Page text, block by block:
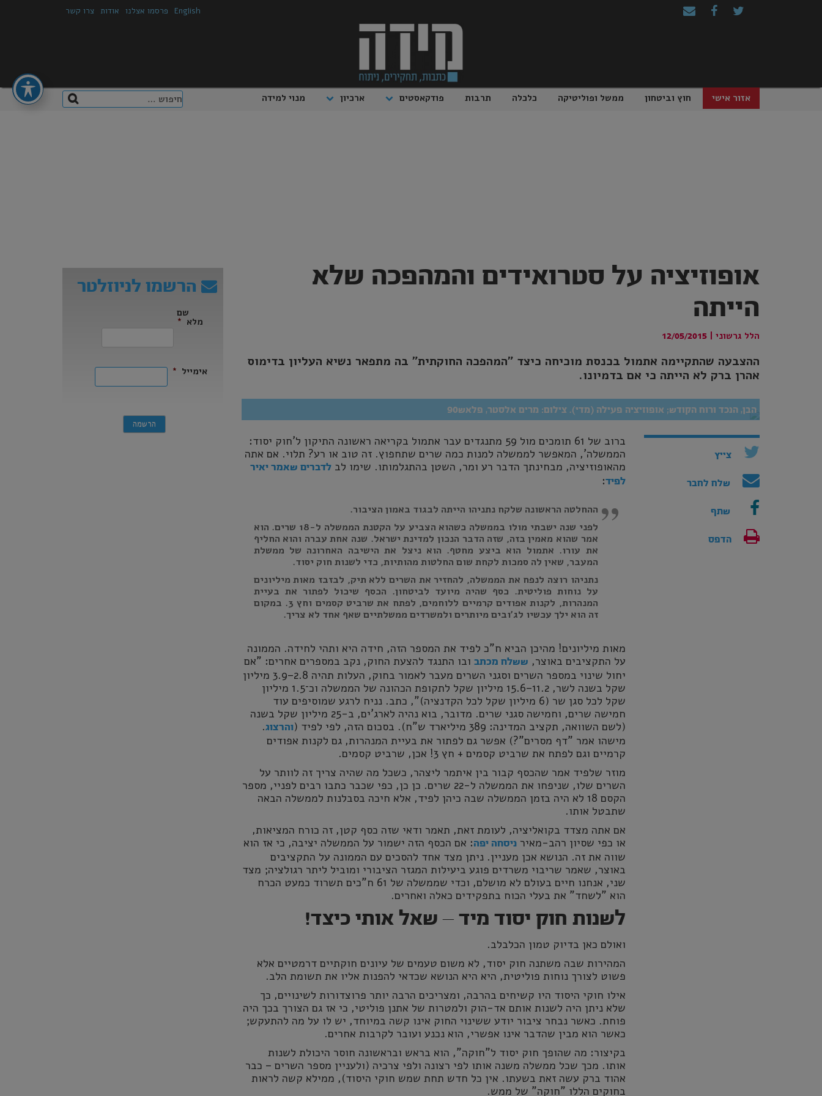
English פרסמו אצלנו אודות צרו קשר
חיפוש: אזור אישי חוץ וביטחון ממשל ופוליטיקה כלכלה תרבות פודקאסטים ארכיון מנוי למידה
אופוזיציה על סטרואידים והמהפכה שלא
הייתה
הלל גרשוני 12/05/2015
ההצבעה שהתקיימה אתמול בכנסת מוכיחה כיצד "המהפכה החוקתית" בה מתפאר נשיא העליון בדימוס
אהרן ברק לא הייתה כי אם בדמיונו.
הבן, הנכד ורוח הקודש; אופוזיציה פעילה (מדי). צילום: מרים אלסטר, פלאש90
צייץ
שלח לחבר
שתף
הדפס
ברוב של 61 תומכים מול 59 מתנגדים עבר אתמול בקריאה ראשונה התיקון ל'חוק יסוד:
הממשלה', המאפשר לממשלה למנות כמה שרים שתחפוץ. זה טוב או רע? תלוי. אם אתה
מהאופוזיציה, מבחינתך הדבר רע ומר, השטן בהתגלמותו. שימו לבלדברים שאמר יאיר
לפיד:
ההחלטה הראשונה שלקח נתניהו הייתה לבגוד באמון הציבור.
לפני שנה ישבתי מולו בממשלה כשהוא הצביע על הקטנת הממשלה ל-18 שרים. הוא
אמר שהוא מאמין בזה, שזה הדבר הנכון למדינת ישראל. שנה אחת עברה והוא החליף
את עורו. אתמול הוא ביצע מחטף. הוא ניצל את הישיבה האחרונה של ממשלת
המעבר, שאין לה סמכות לקחת שום החלטות מהותיות, כדי לשנות חוק יסוד.
נתניהו רוצה לנפח את הממשלה, להחזיר את השרים ללא תיק, לבזבז מאות מיליונים
על נוחות פוליטית. כסף שהיה מיועד לביטחון. הכסף שיכול לפתור את בעיית
המנהרות, לקנות אפודים קרמיים ללוחמים, לפתח את שרביט קסמים וחץ 3. במקום
זה הוא ילך עכשיו לג'ובים מיותרים ולמשרדים ממשלתיים שאף אחד לא צריך.
מאות מיליונים! מהיכן הביא ח"כ לפיד את המספר הזה, חידה היא ותהי לחידה. הממונה
על התקציבים באוצר, ששלח מכתב ובו התנגד להצעת החוק, נקב במספרים אחרים: "אם
יחול שינוי במספר השרים וסגני השרים מעבר לאמור בחוק, העלות תהיה 2.8–3.9 מיליון
שקל בשנה לשר, 11.2–15.6 מיליון שקל לתקופת הכהונה של הממשלה וכ־1.5 מיליון
שקל לכל סגן שר (6 מיליון שקל לכל הקדנציה)", כתב. נניח לרגע שמוסיפים עוד
חמישה שרים, וחמישה סגני שרים. מדובר, בוא נהיה לארג'ים, ב-25 מיליון שקל בשנה
(לשם השוואה, תקציב המדינה: 389 מיליארד ש"ח). בסכום הזה, לפי לפיד (
והרצוג.
מישהו אמר "דף מסרים"?) אפשר גם לפתור את בעיית המנהרות, גם לקנות אפודים
קרמיים וגם לפתח את שרביט קסמים + חץ 3! אכן, שרביט קסמים.
מוזר שלפיד אמר שהכסף קבור בין איתמר ליצהר, כשכל מה שהיה צריך זה לוותר על
השרים שלו, שניפחו את הממשלה ל-22 שרים. כן כן, כפי שכבר כתבו רבים לפניי, מספר
הקסם 18 לא היה בזמן הממשלה שבה כיהן לפיד, אלא חיכה בסבלנות לממשלה הבאה
שתבטל אותו.
אם אתה מצדד בקואליציה, לעומת זאת, תאמר ודאי שזה כסף קטן, זה כורח המציאות,
או כפי שסיון רהב-מאירניסחה יפה: אם הכסף הזה ישמור על הממשלה יציבה, כי אז הוא
שווה את זה. הנושא אכן מעניין. ניתן מצד אחד להסכים עם הממונה על התקציבים
באוצר, שאמר שריבוי משרדים פוגע ביעילות המגזר הציבורי ומוביל ליתר רגולציה; מצד
שני, אנחנו חיים בעולם לא מושלם, וכדי שממשלה של 61 ח"כים תשרוד כמעט הכרח
הוא "לשחד" את בעלי הכוח בתפקידים כאלה ואחרים.
לשנות חוק יסוד מיד – שאל אותי כיצד!
ואולם כאן בדיוק טמון הכלבלב.
המהירות שבה משתנה חוק יסוד, לא משום טעמים של עיונים חוקתיים דרמטיים אלא
פשוט לצורך נוחות פוליטית, היא היא הנושא שכדאי להפנות אליו את תשומת הלב.
אילו חוקי היסוד היו קשיחים בהרבה, ומצריכים הרבה יותר פרוצדורות לשינויים, כך
שלא ניתן היה לשנות אותם אד-הוק ולמטרות של אתנן פוליטי, כי אז גם הצורך בכך היה
פוחת. כאשר נבחר ציבור יודע ששינוי החוק אינו קשה במיוחד, יש לו על מה להתעקש;
כאשר הוא מבין שהדבר אינו אפשרי, הוא נכנע ועובר לקרבות אחרים.
בקיצור: מה שהופך חוק יסוד ל"חוקה", הוא בראש ובראשונה חוסר היכולת לשנות
אותו. מכך שכל ממשלה משנה אותו לפי רצונה ולפי צרכיה (ולעניין מספר השרים – כבר
אהוד ברק עשה זאת בשעתו. אין כל חדש תחת שמש חוקי היסוד), ממילא קשה לראות
בחוקים הללו "חוקה" של ממש.
הרשמו לניוזלטר
שם
מלא *
אימייל *